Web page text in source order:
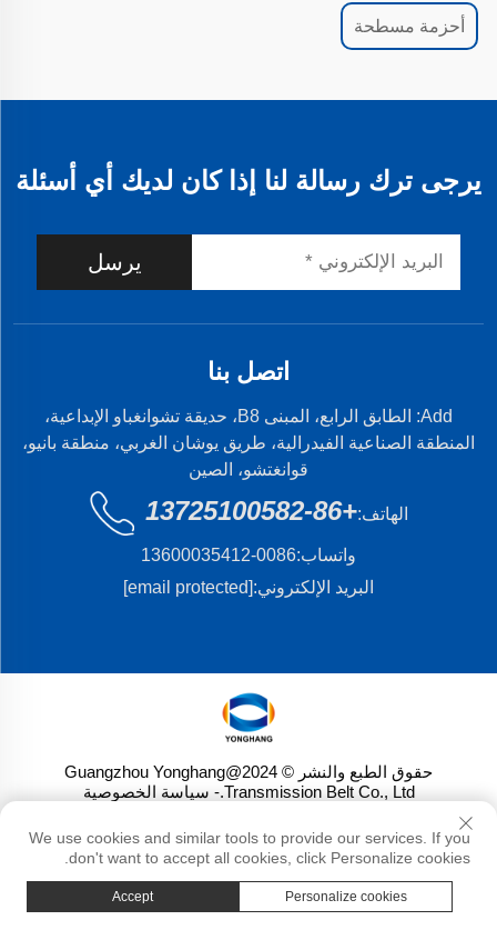
أحزمة مسطحة
يرجى ترك رسالة لنا إذا كان لديك أي أسئلة
يرسل
اتصل بنا
Add: الطابق الرابع، المبنى B8، حديقة تشوانغباو الإبداعية،
المنطقة الصناعية الفيدرالية، طريق يوشان الغربي، منطقة بانيو،
قوانغتشو، الصين
الهاتف:+86-13725100582
واتساب:0086-13600035412
البريد الإلكتروني:[email protected]
حقوق الطبع والنشر © 2024@Guangzhou Yonghang
Transmission Belt Co., Ltd. - سياسة الخصوصية
We use cookies and similar tools to provide our services. If you
don't want to accept all cookies, click Personalize cookies.
Personalize cookies
Accept